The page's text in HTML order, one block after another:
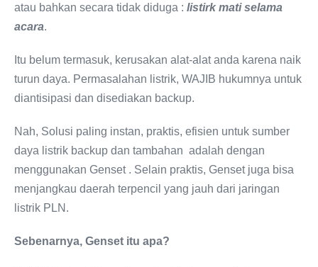
atau bahkan secara tidak diduga : listirk mati selama
acara.
Itu belum termasuk, kerusakan alat-alat anda karena naik
turun daya. Permasalahan listrik, WAJIB hukumnya untuk
diantisipasi dan disediakan backup.
Nah, Solusi paling instan, praktis, efisien untuk sumber
daya listrik backup dan tambahan adalah dengan
menggunakan Genset . Selain praktis, Genset juga bisa
menjangkau daerah terpencil yang jauh dari jaringan
listrik PLN.
Sebenarnya, Genset itu apa?